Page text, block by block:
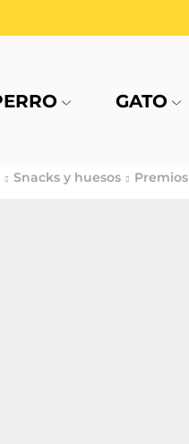
GATO
Snacks y huesos Premios